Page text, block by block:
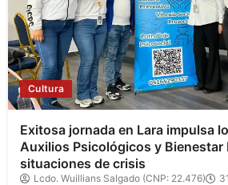
Cultura
Exitosa jornada en Lara impulsa
Auxilios Psicológicos y Bienestar
situaciones de crisis
Lcdo. Wuillians Salgado (CNP: 22.476)